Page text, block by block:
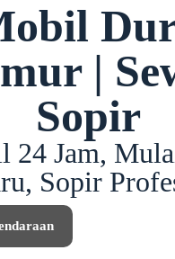
|
Sopir
24 Jam,
Sopir